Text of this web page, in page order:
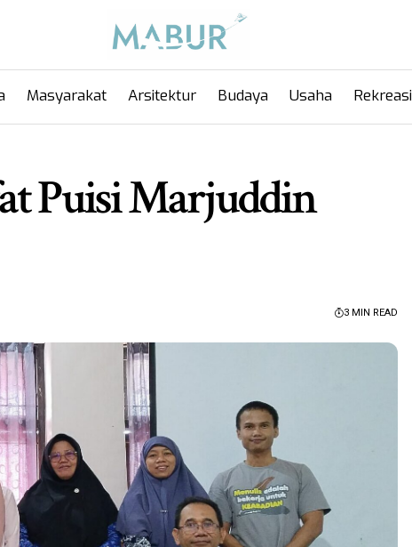
Masyarakat Arsitektur Budaya Usaha Rekreasi
Puisi Marjuddin
3 MIN READ